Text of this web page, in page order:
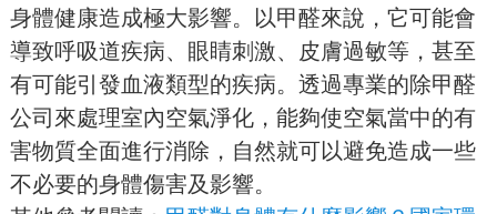
身體健康造成極大影響。以甲醛來說，它可能會
導致呼吸道疾病、眼睛刺激、皮膚過敏等，甚至
有可能引發血液類型的疾病。透過專業的除甲醛
公司來處理室內空氣淨化，能夠使空氣當中的有
害物質全面進行消除，自然就可以避免造成一些
不必要的身體傷害及影響。